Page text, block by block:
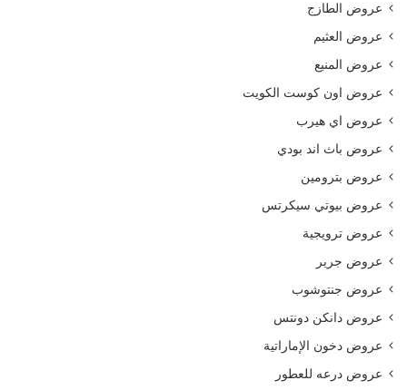
عروض الطازج
عروض العثيم
عروض المنيع
عروض اون كوست الكويت
عروض اي هيرب
عروض باث اند بودي
عروض بترومين
عروض بيوتي سيكرتس
عروض ترويجية
عروض جرير
عروض جنتوشوب
عروض دانكن دونتس
عروض دخون الإماراتية
عروض درعه للعطور